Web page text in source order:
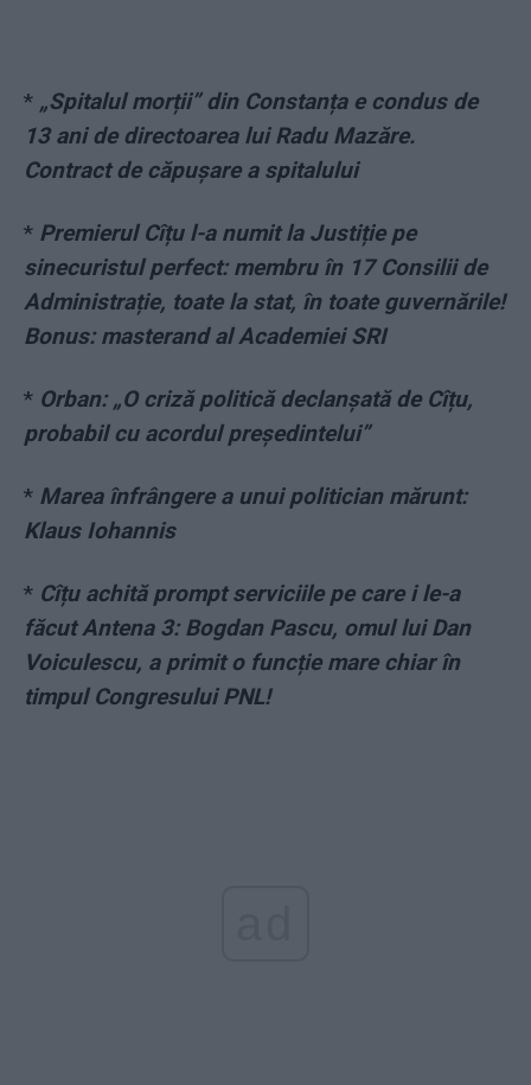
* „Spitalul morții” din Constanța e condus de
13 ani de directoarea lui Radu Mazăre.
Contract de căpușare a spitalului
* Premierul Cîțu l-a numit la Justiție pe
sinecuristul perfect: membru în 17 Consilii de
Administrație, toate la stat, în toate guvernările!
Bonus: masterand al Academiei SRI
* Orban: „O criză politică declanșată de Cîțu,
probabil cu acordul președintelui”
* Marea înfrângere a unui politician mărunt:
Klaus Iohannis
* Cîțu achită prompt serviciile pe care i le-a
făcut Antena 3: Bogdan Pascu, omul lui Dan
Voiculescu, a primit o funcție mare chiar în
timpul Congresului PNL!